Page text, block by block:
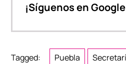
¡Síguenos en
Tagged: Puebla